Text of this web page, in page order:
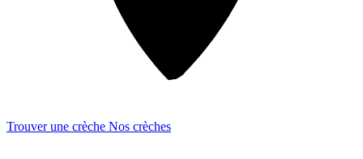
Trouver une crèche Nos crèches